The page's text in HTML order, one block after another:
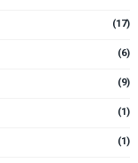
(17)
(6)
(9)
(1)
(1)